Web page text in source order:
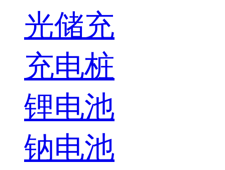
光储充
充电桩
锂电池
钠电池